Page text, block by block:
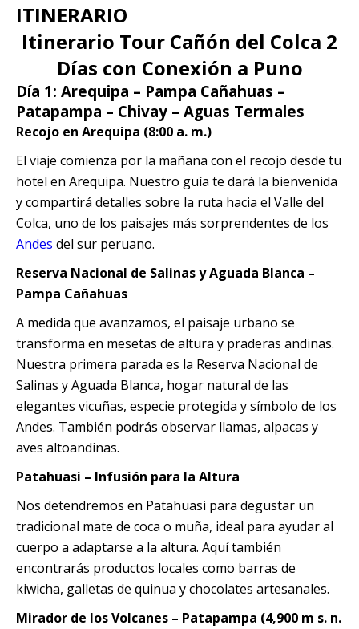
ITINERARIO
Itinerario Tour Cañón del Colca 2
Días con Conexión a Puno
Día 1: Arequipa – Pampa Cañahuas –
Patapampa – Chivay – Aguas Termales
Recojo en Arequipa (8:00 a. m.)
El viaje comienza por la mañana con el recojo desde tu
hotel en Arequipa. Nuestro guía te dará la bienvenida
y compartirá detalles sobre la ruta hacia el Valle del
Colca, uno de los paisajes más sorprendentes de los
Andes del sur peruano.
Reserva Nacional de Salinas y Aguada Blanca –
Pampa Cañahuas
A medida que avanzamos, el paisaje urbano se
transforma en mesetas de altura y praderas andinas.
Nuestra primera parada es la Reserva Nacional de
Salinas y Aguada Blanca, hogar natural de las
elegantes vicuñas, especie protegida y símbolo de los
Andes. También podrás observar llamas, alpacas y
aves altoandinas.
Patahuasi – Infusión para la Altura
Nos detendremos en Patahuasi para degustar un
tradicional mate de coca o muña, ideal para ayudar al
cuerpo a adaptarse a la altura. Aquí también
encontrarás productos locales como barras de
kiwicha, galletas de quinua y chocolates artesanales.
Mirador de los Volcanes – Patapampa (4,900 m s. n.